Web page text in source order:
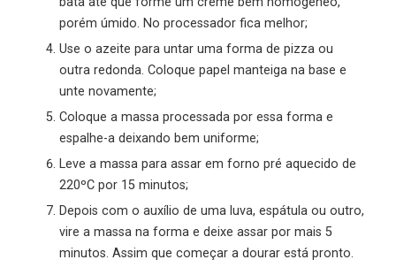
porém úmido. No processador fica melhor;
Use o azeite para untar uma forma de pizza ou
outra redonda. Coloque papel manteiga na base e
unte novamente;
Coloque a massa processada por essa forma e
espalhe-a deixando bem uniforme;
Leve a massa para assar em forno pré aquecido de
220ºC por 15 minutos;
Depois com o auxílio de uma luva, espátula ou outro,
vire a massa na forma e deixe assar por mais 5
minutos. Assim que começar a dourar está pronto.